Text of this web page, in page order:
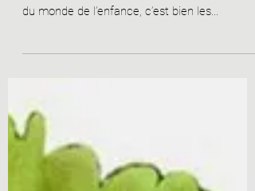
De toutes les histoires qu’on nous a racontées,
du monde de l’enfance, c’est bien les...